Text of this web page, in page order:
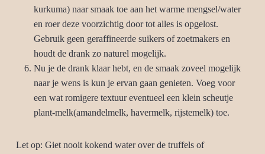
kurkuma) naar smaak toe aan het warme mengsel/water
en roer deze voorzichtig door tot alles is opgelost.
Gebruik geen geraffineerde suikers of zoetmakers en
houdt de drank zo naturel mogelijk.
Nu je de drank klaar hebt, en de smaak zoveel mogelijk
naar je wens is kun je ervan gaan genieten. Voeg voor
een wat romigere textuur eventueel een klein scheutje
plant-melk(amandelmelk, havermelk, rijstemelk) toe.
Let op: Giet nooit kokend water over de truffels of